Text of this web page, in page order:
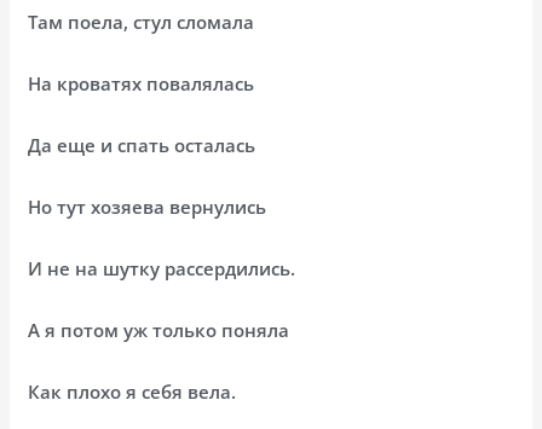
Там поела, стул сломала
На кроватях повалялась
Да еще и спать осталась
Но тут хозяева вернулись
И не на шутку рассердились.
А я потом уж только поняла
Как плохо я себя вела.